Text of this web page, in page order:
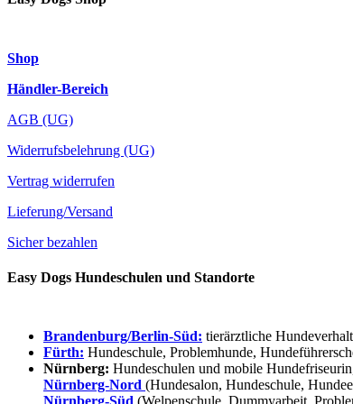
Shop
Händler-Bereich
AGB (UG)
Widerrufsbelehrung (UG)
Vertrag widerrufen
Lieferung/Versand
Sicher bezahlen
Easy Dogs Hundeschulen und Standorte
Brandenburg/Berlin-Süd: tierärztliche
Fürth: Hundeschule, Problemhunde,
Nürnberg: Hundeschulen und mobile
Nürnberg-Nord (Hundesalon, Hundeschule,